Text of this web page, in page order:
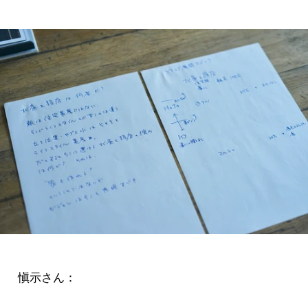
愼示さん：